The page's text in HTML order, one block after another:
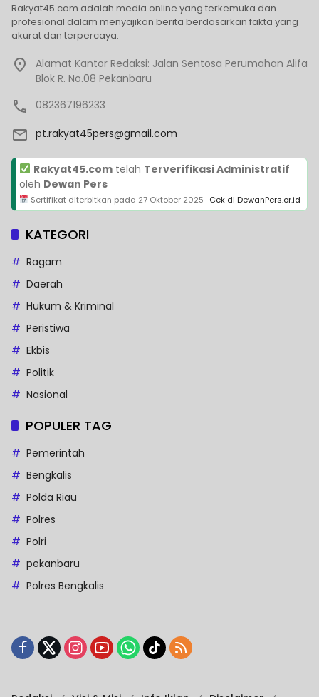
Rakyat45.com adalah media online yang terkemuka dan
profesional dalam menyajikan berita berdasarkan fakta yang
akurat dan terpercaya.
Alamat Kantor Redaksi: Jalan Sentosa Perumahan Alifa
Blok R. No.08 Pekanbaru
082367196233
pt.rakyat45pers@gmail.com
Rakyat45.comtelah Terverifikasi Administratif
oleh Dewan Pers
Sertifikat diterbitkan pada 27 Oktober 2025 · Cek di DewanPers.or.id
KATEGORI
Ragam
Daerah
Hukum & Kriminal
Peristiwa
Ekbis
Politik
Nasional
POPULER TAG
Pemerintah
Bengkalis
Polda Riau
Polres
Polri
pekanbaru
Polres Bengkalis